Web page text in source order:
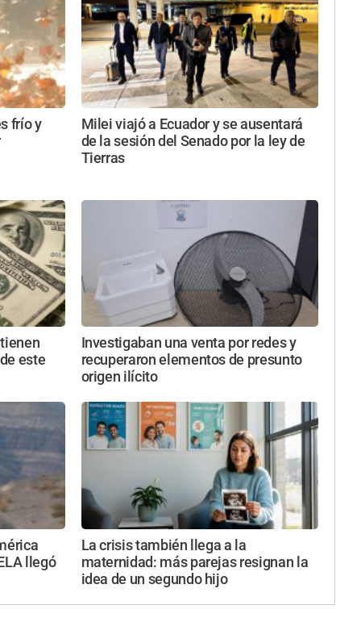
frío y
Milei viajó a Ecuador y se ausentará
de la sesión del Senado por la ley de
Tierras
este
Investigaban una venta por redes y
recuperaron elementos de presunto
origen ilícito
llegó
La crisis también llega a la
maternidad: más parejas resignan la
idea de un segundo hijo